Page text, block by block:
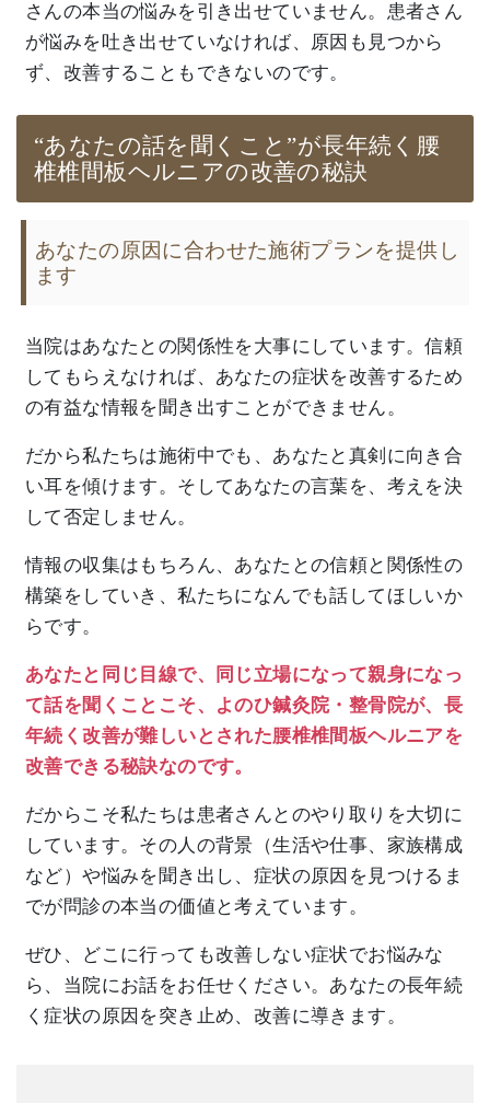
さんの本当の悩みを引き出せていません。患者さん
が悩みを吐き出せていなければ、原因も見つから
ず、改善することもできないのです。
“あなたの話を聞くこと”が長年続く腰
椎椎間板ヘルニアの改善の秘訣
あなたの原因に合わせた施術プランを提供し
ます
当院はあなたとの関係性を大事にしています。信頼
してもらえなければ、あなたの症状を改善するため
の有益な情報を聞き出すことができません。
だから私たちは施術中でも、あなたと真剣に向き合
い耳を傾けます。そしてあなたの言葉を、考えを決
して否定しません。
情報の収集はもちろん、あなたとの信頼と関係性の
構築をしていき、私たちになんでも話してほしいか
らです。
あなたと同じ目線で、同じ立場になって親身になっ
て話を聞くことこそ、よのひ鍼灸院・整骨院が、長
年続く改善が難しいとされた腰椎椎間板ヘルニアを
改善できる秘訣なのです。
だからこそ私たちは患者さんとのやり取りを大切に
しています。その人の背景（生活や仕事、家族構成
など）や悩みを聞き出し、症状の原因を見つけるま
でが問診の本当の価値と考えています。
ぜひ、どこに行っても改善しない症状でお悩みな
ら、当院にお話をお任せください。あなたの長年続
く症状の原因を突き止め、改善に導きます。